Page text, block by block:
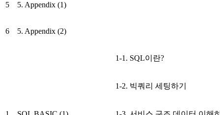
5 5. Appendix (1)
6 5. Appendix (2)
1-1. SQL이란?
1-2. 빅쿼리 세팅하기